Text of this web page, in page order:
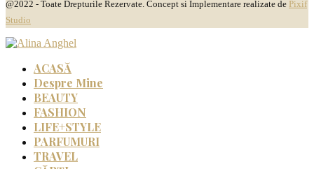
@2022 - Toate Drepturile Rezervate. Concept si Implementare realizate de Pixif
Studio
ACASĂ
Despre Mine
BEAUTY
FASHION
LIFE+STYLE
PARFUMURI
TRAVEL